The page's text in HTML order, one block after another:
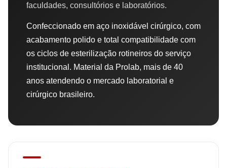
faculdades, consultórios e laboratórios.
Confeccionado em aço inoxidável cirúrgico, com
acabamento polido e total compatibilidade com
os ciclos de esterilização rotineiros do serviço
institucional. Material da Prolab, mais de 40
anos atendendo o mercado laboratorial e
cirúrgico brasileiro.